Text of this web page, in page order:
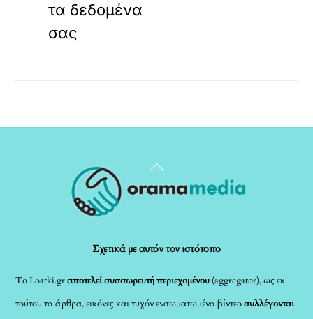
τα δεδομένα
σας
Back
To
Σχετικά με αυτόν τον ιστότοπο
Το Loatki.grαποτελεί συσσωρευτή περιεχομένου (aggregator), ως εκ
τούτου τα άρθρα, εικόνες και τυχόν ενσωματωμένα βίντεοσυλλέγονται